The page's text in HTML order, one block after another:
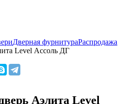
Дверная фурнитураРаспродажа
Level Ассоль ДГ
Аэлита Level